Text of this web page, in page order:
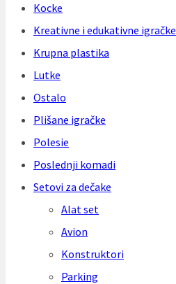
Kocke
Kreativne i edukativne igračke
Krupna plastika
Lutke
Ostalo
Plišane igračke
Polesie
Poslednji komadi
Setovi za dečake
Alat set
Avion
Konstruktori
Parking